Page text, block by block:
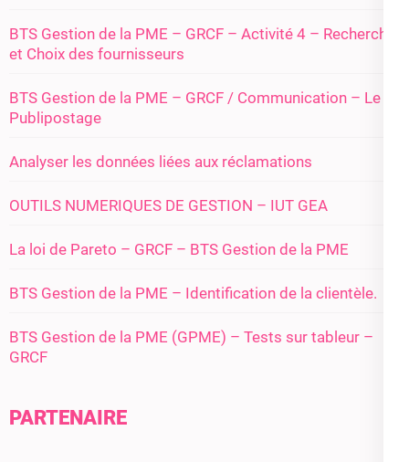
BTS Gestion de la PME – GRCF – Activité 4 – Recherche
et Choix des fournisseurs
BTS Gestion de la PME – GRCF / Communication – Le
Publipostage
Analyser les données liées aux réclamations
OUTILS NUMERIQUES DE GESTION – IUT GEA
La loi de Pareto – GRCF – BTS Gestion de la PME
BTS Gestion de la PME – Identification de la clientèle.
BTS Gestion de la PME (GPME) – Tests sur tableur –
GRCF
PARTENAIRE